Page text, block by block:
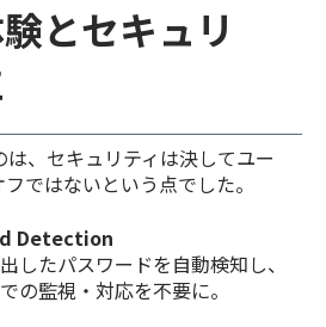
とセキュリ
、セキュリティは決してユー
ではないという点でした。
Detection
したパスワードを自動検知し、
の監視・対応を不要に。